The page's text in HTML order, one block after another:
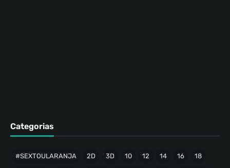
Categorias
#SEXTOULARANJA 2D 3D 10 12 14 16 18